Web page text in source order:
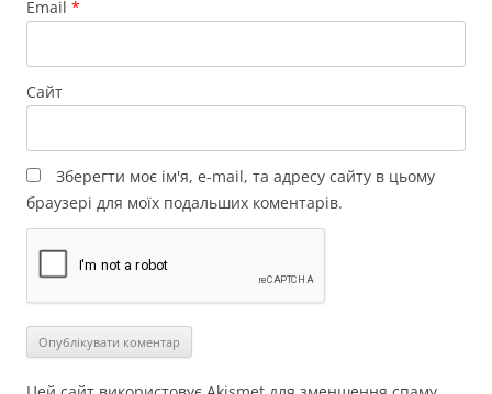
Email *
Сайт
Зберегти моє ім'я, e-mail, та адресу сайту в цьому
браузері для моїх подальших коментарів.